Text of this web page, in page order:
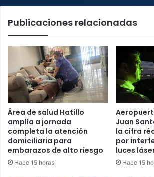
Publicaciones relacionadas
Área de salud Hatillo
amplía a jornada
completa la atención
domiciliaria para
embarazos de alto riesgo
Hace 15 horas
Juan
la cifra
por
luces
Hace 15